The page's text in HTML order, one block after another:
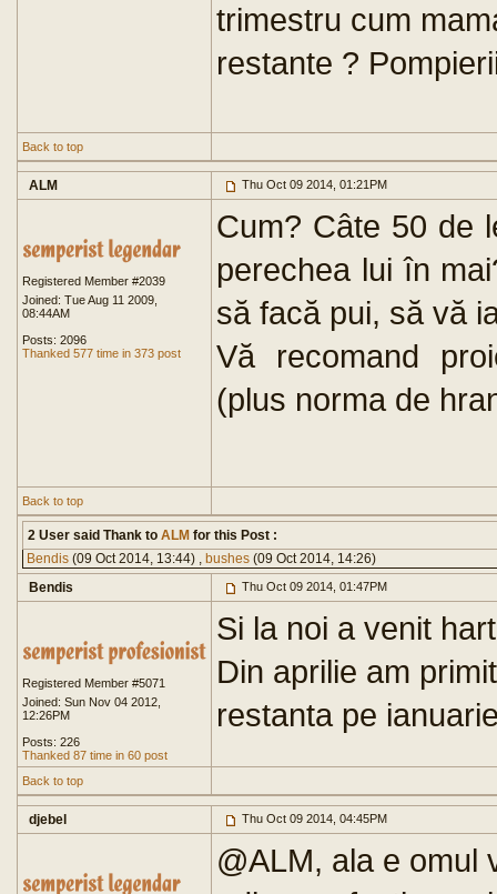
trimestru cum
restante ?
Back to top
ALM Thu Oct 09 2014, 01:21PM
Registered Member #2039
Joined: Tue Aug 11 2009,
08:44AM
Posts: 2096
Thanked 577 time in 373 post
Cum? Câte 50 de
perechea lui în
să facă pui, să vă
Vă recomand
(plus norma de
Back to top
2 User said Thank to ALM for this Post :
Bendis (09 Oct 2014, 13:44) , bushes (09 Oct 2014, 14:26)
Bendis
Thu Oct 09 2014, 01:47PM
Registered Member #5071
Joined: Sun Nov 04 2012,
12:26PM
Posts: 226
Thanked 87 time in 60 post
Si la noi a venit
Din aprilie am
restanta pe
Back to top
djebel Thu Oct 09 2014, 04:45PM
@ALM, ala e omul